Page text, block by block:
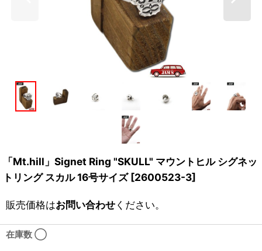
「Mt.hill」Signet Ring "SKULL" マウントヒル シグネッ
トリング スカル 16号サイズ [2600523-3]
販売価格はお問い合わせください。
在庫数 ◯